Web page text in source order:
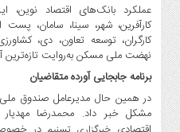
عملکرد بانک‌های اقتصاد نوین،
کارآفرین، شهر، سینا، سامان، پست
کارگران، توسعه تعاون، دی،
نهضت ملی مسکن به‌روایت تازه‌ترین
برنامه جابجایی آورده متقاضیان
در همین حال مدیرعامل صندوق ملی
مشکل خبر داد. محمدرضا مهدیار